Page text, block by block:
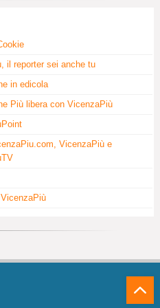
il reporter sei anche tu
in edicola
Più libera con VicenzaPiù
VicenzaPiù e